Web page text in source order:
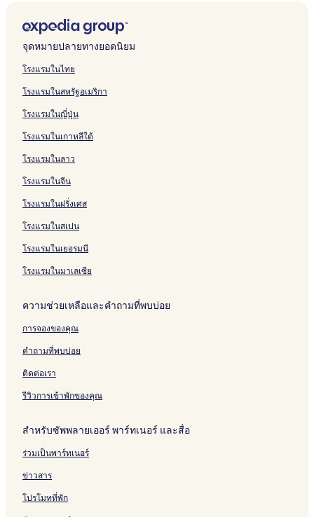
a
n
a
u
a
n
a
j
u
a
n
Z
n
a
R
i
b
I
H
G
e
n
J
r
c
i
p
a
o
i
j
u
a
a
o
n
a
A
e
r
u
r
t
o
a
r
i
o
o
n
t
i
r
u
a
n
a
t
y
P
a
c
i
i
t
z
H
o
e
&
S
P
A
a
R
i
o
o
e
l
t
e
l
B
u
i
q
u
e
a
a
y
e
t
t
e
j
a
n
a
o
t
e
l
O
A
N
D
A
K
T
o
w
r
o
u
t
i
u
H
o
t
e
l
B
u
e
r
n
a
บ
H
o
t
l
E
V
I
L
A
รั
บ
B
a
a
n
n
H
o
e
e
s
L
a
M
e
ห
รั
บ
R
a
I
n
n
T
j
a
n
a
b
y
C
i
o
R
e
a
H
e
s
สำ
ห
รั
บ
i
y
E
x
p
e
s
B
y
M
a
r
o
t
T
i
j
a
E
F
l
o
r
น
สำ
ห
รั
Y
u
k
o
s
H
t
e
l
B
o
u
q
e
า
น
สำ
ห
บ
o
t
e
l
u
z
a
จุดหมายปลายทางยอดนิยม
โรงแรมในไทย
โรงแรมในสหรัฐอเมริกา
โรงแรมในญี่ปุ่น
โรงแรมในเกาหลีใต้
โรงแรมในลาว
โรงแรมในจีน
โรงแรมในฝรั่งเศส
โรงแรมในสเปน
โรงแรมในเยอรมนี
โรงแรมในมาเลเซีย
ความช่วยเหลือและคำถามที่พบบ่อย
การจองของคุณ
คำถามที่พบบ่อย
ติดต่อเรา
รีวิวการเข้าพักของคุณ
สำหรับซัพพลายเออร์ พาร์ทเนอร์ และสื่อ
ร่วมเป็นพาร์ทเนอร์
ข่าวสาร
โปรโมทที่พัก